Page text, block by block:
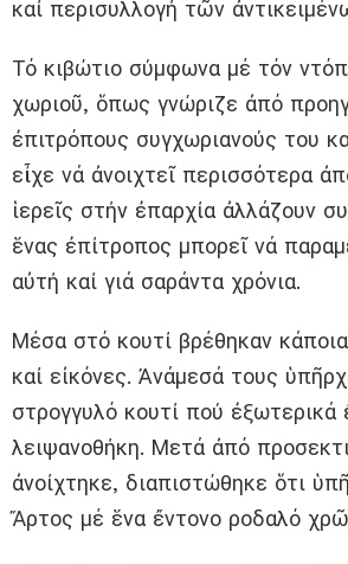
καί περισυλλογή τῶν
Τό κιβώτιο σύμφωνα μέ τόν
χωριοῦ, ὅπως γνώριζε ἀπό
ἐπιτρόπους συγχωριανούς του
εἶχε νά ἀνοιχτεῖ περισσότερα
ἱερεῖς στήν ἐπαρχία ἀλλάζουν
ἕνας ἐπίτροπος μπορεῖ νά
αὐτή καί γιά σαράντα χρόνια.
Μέσα στό κουτί βρέθηκαν
καί εἰκόνες. Ἀνάμεσά τους
στρογγυλό κουτί πού ἐξωτερικά
λειψανοθήκη. Μετά ἀπό
ἀνοίχτηκε, διαπιστώθηκε ὅτι
Ἄρτος μέ ἕνα ἔντονο ροδαλό